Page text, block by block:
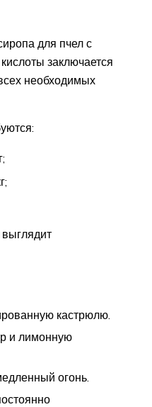
для пчел с
заключается
необходимых
кастрюлю.
и лимонную
огонь.